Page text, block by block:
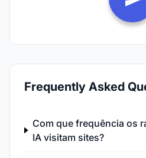
Frequently Asked
Com que frequência os
IA visitam sites?